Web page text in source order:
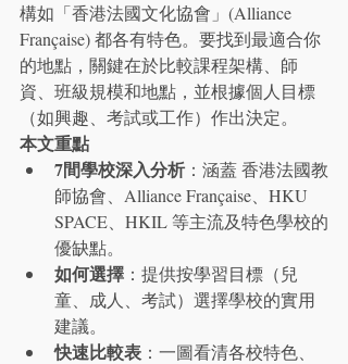
構如「香港法國文化協會」(Alliance
Française) 都各有特色。要找到最適合你
的地點，關鍵在於比較課程架構、師
資、班級規模和地點，並根據個人目標
（如興趣、考試或工作）作出決定。
本文重點
7間學校深入分析 ：涵蓋 香港法國教
師協會、Alliance Française、HKU
SPACE、HKIL 等主流及特色學校的
優缺點。
如何選擇 ：提供按學習目標（兒
童、成人、考試）選擇學校的實用
建議。
快速比較表 ：一圖看清各校特色、